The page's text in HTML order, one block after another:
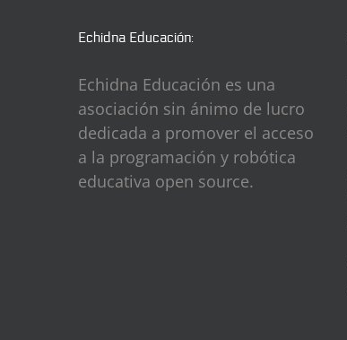
Echidna Educación:
Echidna Educación es una
asociación sin ánimo de lucro
dedicada a promover el acceso
a la programación y robótica
educativa open source.